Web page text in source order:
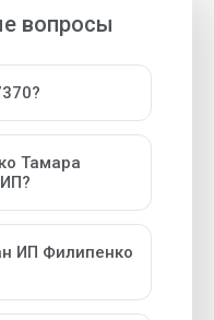
вопросы
Тамара
ИП Филипенко